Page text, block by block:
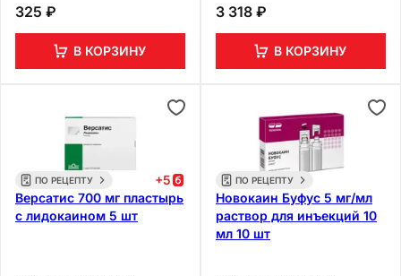
325 ₽
В КОРЗИНУ
3 318 ₽
В КОРЗИНУ
ПО РЕЦЕПТУ +5
Версатис 700 мг пластырь
с лидокаином 5 шт
ПО РЕЦЕПТУ
Новокаин Буфус 5 мг/мл
раствор для инъекций 10
мл 10 шт